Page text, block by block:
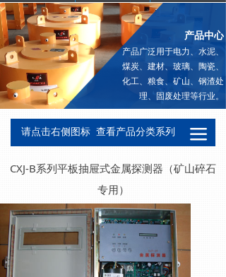
请点击右侧图标 查看产品分类系列 끀
产品中心
产品广泛用于电力、水泥、
煤炭、建材、玻璃、陶瓷、
化工、粮食、矿山、钢渣处
理、固废处理等行业。
CXJ-B系列平板抽屉式金属探测器（矿山碎石
专用）